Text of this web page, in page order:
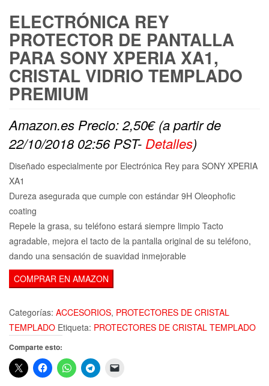
ELECTRÓNICA REY
PROTECTOR DE PANTALLA
PARA SONY XPERIA XA1,
CRISTAL VIDRIO TEMPLADO
PREMIUM
Amazon.es Precio:2,50€(a partir de
22/10/2018 02:56 PST- Detalles)
Diseñado especialmente por Electrónica Rey para SONY XPERIA
XA1
Dureza asegurada que cumple con estándar 9H Oleophofic
coating
Repele la grasa, su teléfono estará siempre limpio Tacto
agradable, mejora el tacto de la pantalla original de su teléfono,
dando una sensación de suavidad inmejorable
COMPRAR EN AMAZON
Categorías: ACCESORIOS, PROTECTORES DE CRISTAL
TEMPLADO Etiqueta: PROTECTORES DE CRISTAL TEMPLADO
Comparte esto: